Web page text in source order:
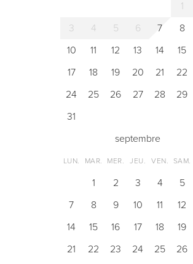
1
3
4 5 6 7 8
10
11 12 13 14 15
17
18 19 20 21 22
24
25 26 27 28 29
31
septembre
LUN. MAR. MER. JEU. VEN. SAM.
1 2 3 4 5
7
8 9 10 11 12
14
15 16 17 18 19
21
22 23 24 25 26